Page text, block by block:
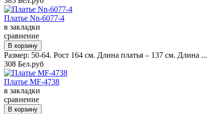
Платье Nn-6077-4
в закладки
сравнение
Размер: 50-64. Рост 164 см. Длина платья – 137 см. Длина ...
308 Бел.руб
Платье MF-4738
в закладки
сравнение